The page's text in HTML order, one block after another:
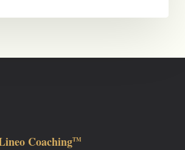
CoachingTM